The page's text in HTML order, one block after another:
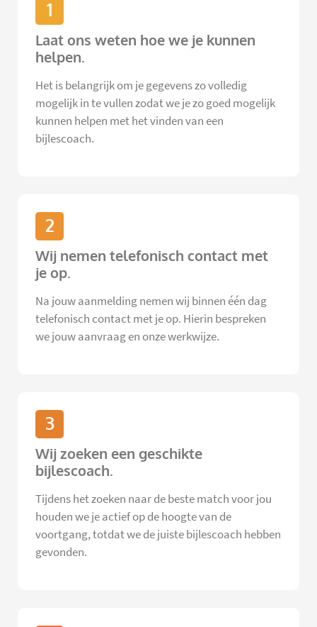
1
Laat ons weten hoe we je kunnen
helpen.
Het is belangrijk om je gegevens zo volledig
mogelijk in te vullen zodat we je zo goed mogelijk
kunnen helpen met het vinden van een
bijlescoach.
2
Wij nemen telefonisch contact met
je op.
Na jouw aanmelding nemen wij binnen één dag
telefonisch contact met je op. Hierin bespreken
we jouw aanvraag en onze werkwijze.
3
Wij zoeken een geschikte
bijlescoach.
Tijdens het zoeken naar de beste match voor jou
houden we je actief op de hoogte van de
voortgang, totdat we de juiste bijlescoach hebben
gevonden.